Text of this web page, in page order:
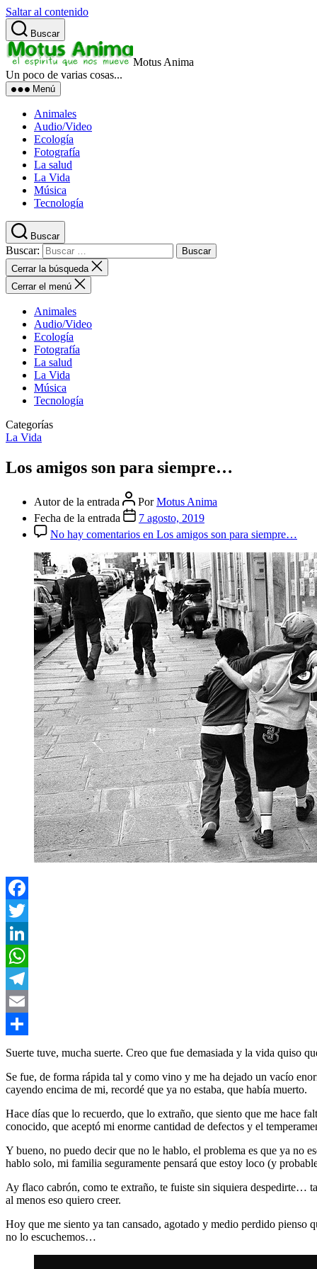
Saltar al contenido
Buscar
Motus Anima
Un poco de varias cosas...
Menú
Animales
Audio/Video
Ecología
Fotografía
La salud
La Vida
Música
Tecnología
Buscar
Buscar:
Cerrar la búsqueda
Cerrar el menú
Animales
Audio/Video
Ecología
Fotografía
La salud
La Vida
Música
Tecnología
Categorías
La Vida
Los amigos son para siempre…
Autor de la entrada PorMotus Anima
Fecha de la entrada
7 agosto, 2019
No hay comentarios en Los amigos son para siempre…
Facebook
Twitter
LinkedIn
WhatsApp
Telegram
Email
Compartir
Suerte tuve, mucha suerte. Creo que fue demasiada y la vida quiso
Se fue, de forma rápida tal y como vino y me ha dejado un vacío
cayendo encima de mi, recordé que ya no estaba, que había muerto.
Hace días que lo recuerdo, que lo extraño, que siento que me hace
conocido, que aceptó mi enorme cantidad de defectos y el
Y bueno, no puedo decir que no le hablo, el problema es que ya no
hablo solo, mi familia seguramente pensará que estoy loco (y
Ay flaco cabrón, como te extraño, te fuiste sin siquiera despedirte…
al menos eso quiero creer.
Hoy que me siento ya tan cansado, agotado y medio perdido pienso
no lo escuchemos…